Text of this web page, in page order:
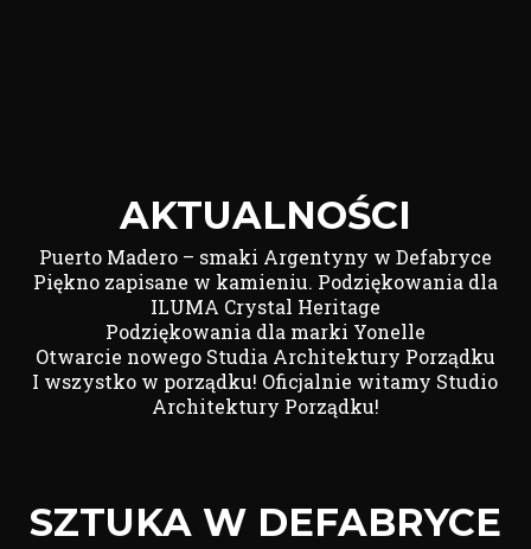
AKTUALNOŚCI
Puerto Madero – smaki Argentyny w Defabryce
Piękno zapisane w kamieniu. Podziękowania dla
ILUMA Crystal Heritage
Podziękowania dla marki Yonelle
Otwarcie nowego Studia Architektury Porządku
I wszystko w porządku! Oficjalnie witamy Studio
Architektury Porządku!
SZTUKA W DEFABRYCE